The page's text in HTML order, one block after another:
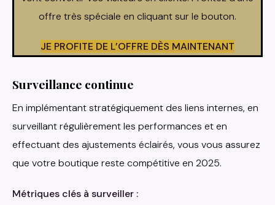
offre très spéciale en cliquant sur le bouton.
JE PROFITE DE L’OFFRE DÈS MAINTENANT
Surveillance continue
En implémentant stratégiquement des liens internes, en
surveillant régulièrement les performances et en
effectuant des ajustements éclairés, vous vous assurez
que votre boutique reste compétitive en 2025.
Métriques clés à surveiller :